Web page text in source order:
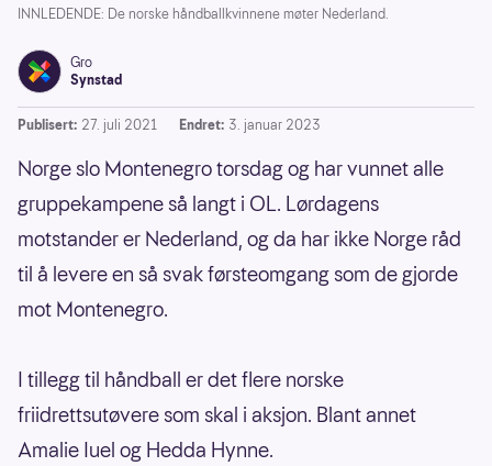
INNLEDENDE: De norske håndballkvinnene møter Nederland.
Gro
Synstad
Publisert: 27. juli 2021 Endret: 3. januar 2023
Norge slo Montenegro torsdag og har vunnet alle
gruppekampene så langt i OL. Lørdagens
motstander er Nederland, og da har ikke Norge råd
til å levere en så svak førsteomgang som de gjorde
mot Montenegro.
I tillegg til håndball er det flere norske
friidrettsutøvere som skal i aksjon. Blant annet
Amalie Iuel og Hedda Hynne.